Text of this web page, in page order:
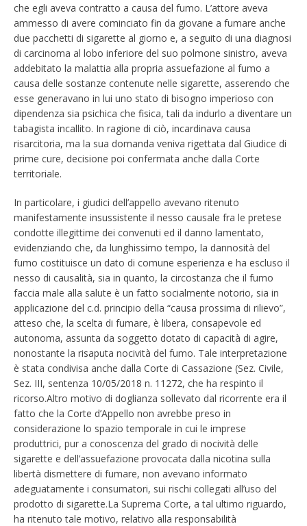
che egli aveva contratto a causa del fumo. L’attore aveva
ammesso di avere cominciato fin da giovane a fumare anche
due pacchetti di sigarette al giorno e, a seguito di una diagnosi
di carcinoma al lobo inferiore del suo polmone sinistro, aveva
addebitato la malattia alla propria assuefazione al fumo a
causa delle sostanze contenute nelle sigarette, asserendo che
esse generavano in lui uno stato di bisogno imperioso con
dipendenza sia psichica che fisica, tali da indurlo a diventare un
tabagista incallito. In ragione di ciò, incardinava causa
risarcitoria, ma la sua domanda veniva rigettata dal Giudice di
prime cure, decisione poi confermata anche dalla Corte
territoriale.
In particolare, i giudici dell’appello avevano ritenuto
manifestamente insussistente il nesso causale fra le pretese
condotte illegittime dei convenuti ed il danno lamentato,
evidenziando che, da lunghissimo tempo, la dannosità del
fumo costituisce un dato di comune esperienza e ha escluso il
nesso di causalità, sia in quanto, la circostanza che il fumo
faccia male alla salute è un fatto socialmente notorio, sia in
applicazione del c.d. principio della “causa prossima di rilievo”,
atteso che, la scelta di fumare, è libera, consapevole ed
autonoma, assunta da soggetto dotato di capacità di agire,
nonostante la risaputa nocività del fumo. Tale interpretazione
è stata condivisa anche dalla Corte di Cassazione (Sez. Civile,
Sez. III, sentenza 10/05/2018 n. 11272, che ha respinto il
ricorso.Altro motivo di doglianza sollevato dal ricorrente era il
fatto che la Corte d’Appello non avrebbe preso in
considerazione lo spazio temporale in cui le imprese
produttrici, pur a conoscenza del grado di nocività delle
sigarette e dell’assuefazione provocata dalla nicotina sulla
libertà dismettere di fumare, non avevano informato
adeguatamente i consumatori, sui rischi collegati all’uso del
prodotto di sigarette.La Suprema Corte, a tal ultimo riguardo,
ha ritenuto tale motivo, relativo alla responsabilità